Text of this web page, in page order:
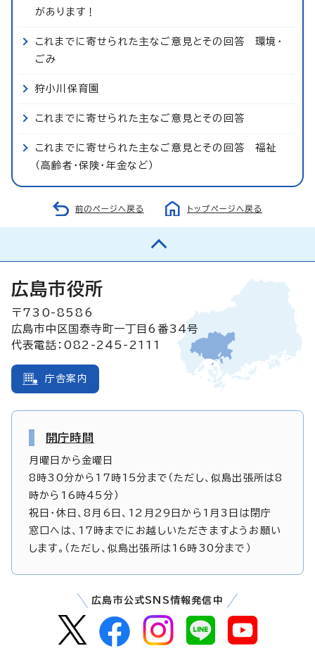
があります！
これまでに寄せられた主なご意見とその回答 環境・
ごみ
狩小川保育園
これまでに寄せられた主なご意見とその回答
これまでに寄せられた主なご意見とその回答 福祉
（高齢者・保険・年金など）
前のページへ戻る トップページへ戻る
広島市役所
〒730-8586
広島市中区国泰寺町一丁目6番34号
代表電話：082-245-2111
庁舎案内
開庁時間
月曜日から金曜日
8時30分から17時15分まで（ただし、似島出張所は8
時から16時45分）
祝日・休日、8月6日、12月29日から1月3日は閉庁
窓口へは、17時までにお越しいただきますようお願い
します。（ただし、似島出張所は16時30分まで）
広島市公式SNS情報発信中